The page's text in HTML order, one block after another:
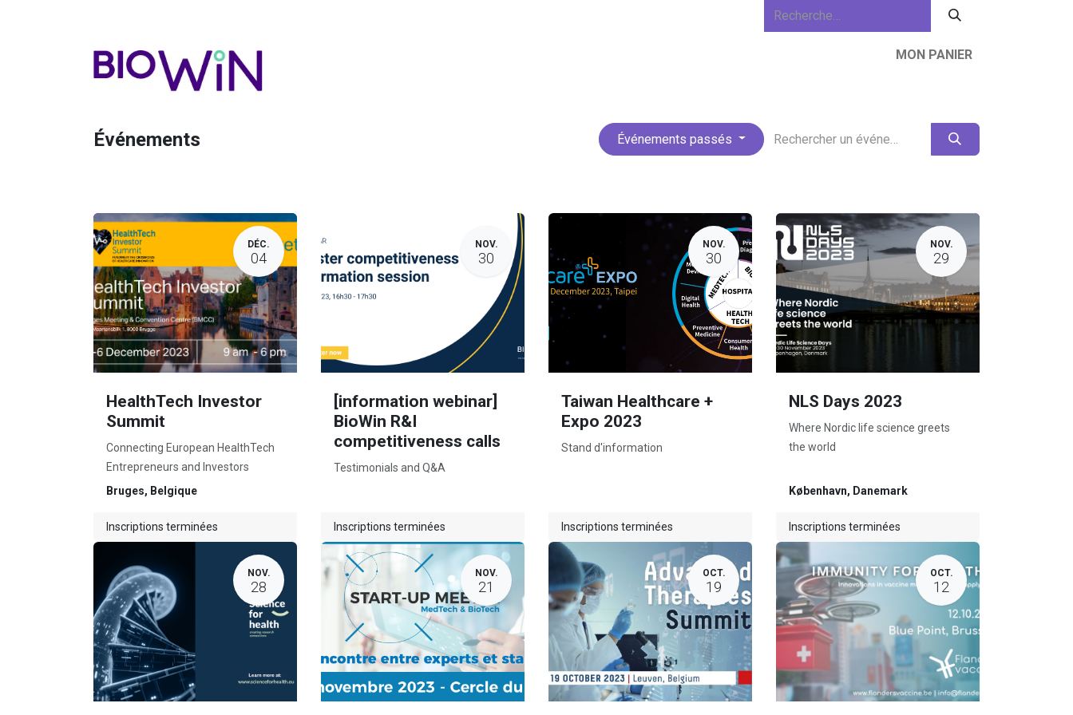
MON PANIER
Événements Événements passés
DÉC.
04
HealthTech Investor
Summit
Connecting European HealthTech
Entrepreneurs and Investors
Bruges, Belgique
Inscriptions terminées
NOV.
30
[information webinar]
BioWin R&I
competitiveness calls
Testimonials and Q&A
Inscriptions terminées
NOV.
30
Taiwan Healthcare +
Expo 2023
Stand d'information
Inscriptions terminées
NOV.
29
NLS Days 2023
Where Nordic life science greets
the world
København, Danemark
Inscriptions terminées
NOV.
28
NOV.
21
OCT.
19
OCT.
12